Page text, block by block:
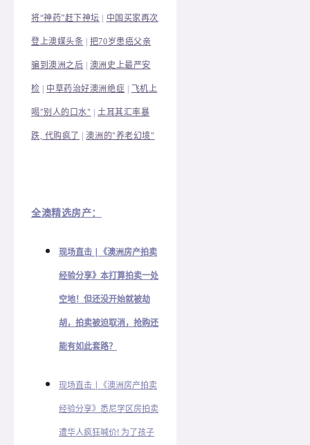
将“神药”赶下神坛 | 中国买家再次
登上澳媒头条 | 把70岁患癌父亲
骗到澳洲之后 | 澳洲史上最严安
检 | 中草药治好澳洲绝症 | 飞机上
喝"别人的口水" | 土耳其汇率暴
跌, 代购疯了 |澳洲的"养老幻境"
全澳精选房产：
现场直击 |《澳洲房产拍卖
经验分享》本打算拍卖一处
空地！但还没开始就被劫
胡，拍卖被迫取消，抢购还
能有如此套路？
现场直击 |《澳洲房产拍卖
经验分享》悉尼学区房拍卖
遭华人疯狂喊价! 为了孩子